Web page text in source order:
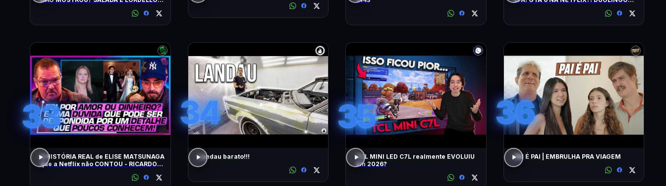
33
A HISTÓRIA REAL de ELISE MATSUNAGA
que a Netflix não CONTOU - RICARDO
34
Landau barato!!!
35
TCL MINI LED C7L realmente EVOLUIU
em 2026?
36
PAI É PAI | EMBRULHA PRA VIAGEM